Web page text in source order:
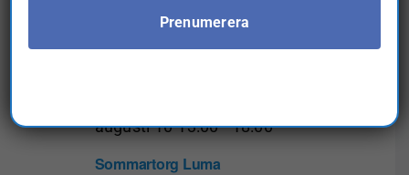
Views
Sommartorg Luma
augusti 10-13:00-18:00